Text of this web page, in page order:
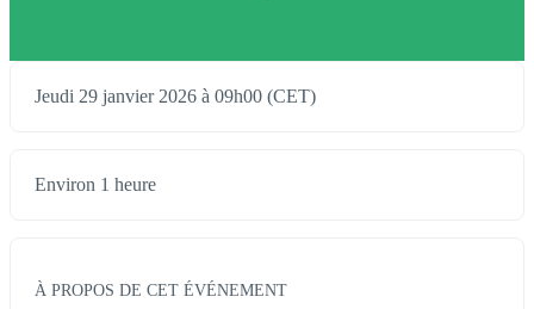
Jeudi 29 janvier 2026 à 09h00 (CET)
Environ 1 heure
À PROPOS DE CET ÉVÉNEMENT